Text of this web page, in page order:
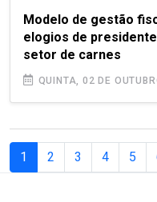
Modelo de gestão
elogios de
setor de carnes
QUINTA, 02 DE
1 (current)
2 3 4 5